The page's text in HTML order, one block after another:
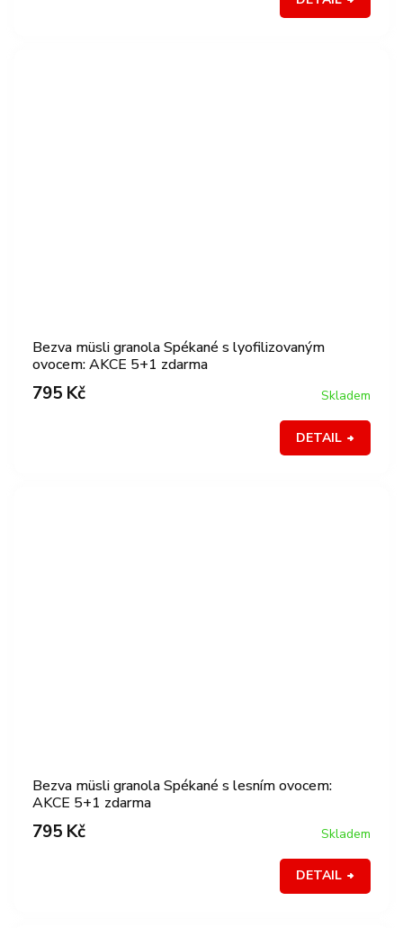
Bezva müsli granola Spékané s lyofilizovaným
ovocem: AKCE 5+1 zdarma
Skladem
795 Kč
DETAIL
Bezva müsli granola Spékané s lesním ovocem:
AKCE 5+1 zdarma
Skladem
795 Kč
DETAIL